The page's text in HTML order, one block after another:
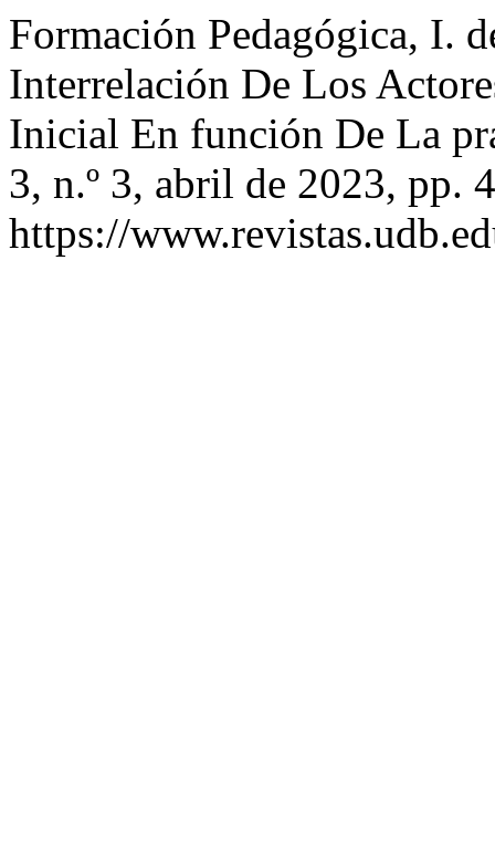
Formación Pedagógica, I.
Interrelación De Los
Inicial En función De La
3, n.º 3, abril de 2023, pp.
https://